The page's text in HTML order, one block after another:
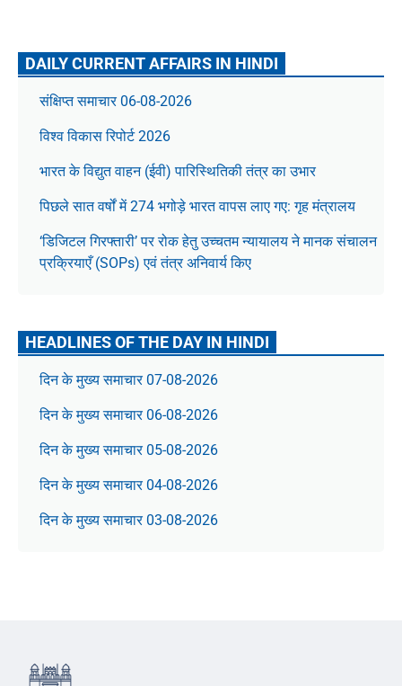
DAILY CURRENT AFFAIRS IN HINDI
संक्षिप्त समाचार 06-08-2026
विश्व विकास रिपोर्ट 2026
भारत के विद्युत वाहन (ईवी) पारिस्थितिकी तंत्र का उभार
पिछले सात वर्षों में 274 भगोड़े भारत वापस लाए गए: गृह मंत्रालय
‘डिजिटल गिरफ्तारी’ पर रोक हेतु उच्चतम न्यायालय ने मानक संचालन
प्रक्रियाएँ (SOPs) एवं तंत्र अनिवार्य किए
HEADLINES OF THE DAY IN HINDI
दिन के मुख्य समाचार 07-08-2026
दिन के मुख्य समाचार 06-08-2026
दिन के मुख्य समाचार 05-08-2026
दिन के मुख्य समाचार 04-08-2026
दिन के मुख्य समाचार 03-08-2026